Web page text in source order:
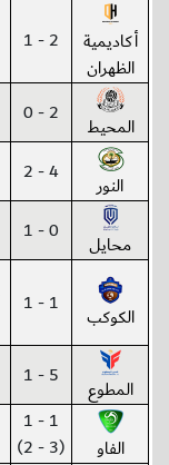
أكاديمية
الظهران
2 - 1
المحيط 2 - 0
النور 4 - 2
محايل 0 - 1
الكوكب 1 - 1
المطوع 5 - 1
الفاو
1 - 1
(3 - 2)